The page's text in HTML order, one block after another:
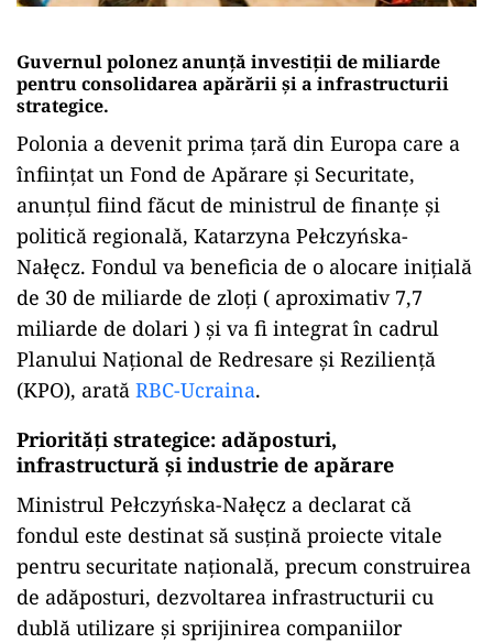
Guvernul polonez anunță investiții de miliarde
pentru consolidarea apărării și a infrastructurii
strategice.
Polonia a devenit prima țară din Europa care a
înființat un Fond de Apărare și Securitate,
anunțul fiind făcut de ministrul de finanțe și
politică regională, Katarzyna Pełczyńska-
Nałęcz. Fondul va beneficia de o alocare inițială
de 30 de miliarde de zloți ( aproximativ 7,7
miliarde de dolari ) și va fi integrat în cadrul
Planului Național de Redresare și Reziliență
(KPO), arată RBC-Ucraina.
Priorități strategice: adăposturi,
infrastructură și industrie de apărare
Ministrul Pełczyńska-Nałęcz a declarat că
fondul este destinat să susțină proiecte vitale
pentru securitate națională, precum construirea
de adăposturi, dezvoltarea infrastructurii cu
dublă utilizare și sprijinirea companiilor